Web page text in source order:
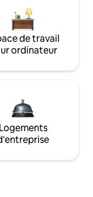
de travail
ordinateur
Logements